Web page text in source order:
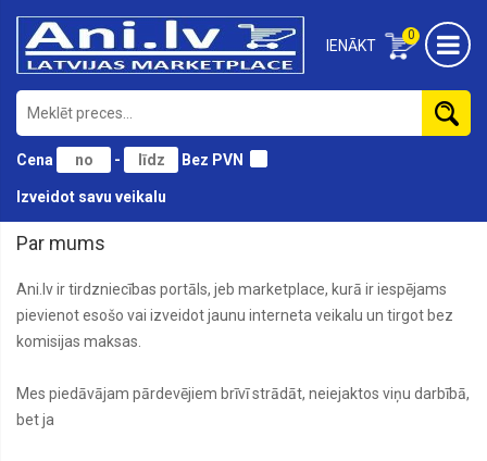
0
IENĀKT
Cena - Bez PVN
Izveidot savu veikalu
Par mums
Ani.lv ir tirdzniecības portāls, jeb marketplace, kurā ir iespējams
pievienot esošo vai izveidot jaunu interneta veikalu un tirgot bez
komisijas maksas.
Mes piedāvājam pārdevējiem brīvī strādāt, neiejaktos viņu darbībā,
bet ja